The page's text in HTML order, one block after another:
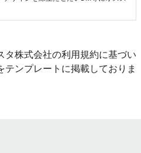
タ株式会社の利用規約に基づい
ンプレートに掲載しておりま